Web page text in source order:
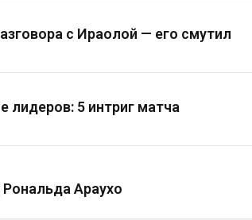
с Ираолой — его смутил
5 интриг матча
Араухо